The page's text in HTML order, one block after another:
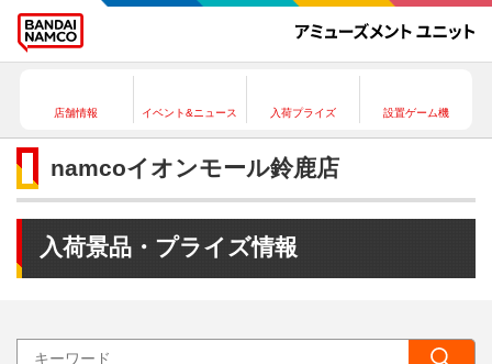
店舗情報 イベント&ニュース 入荷プライズ 設置ゲーム機
namcoイオンモール鈴鹿店
入荷景品・プライズ情報